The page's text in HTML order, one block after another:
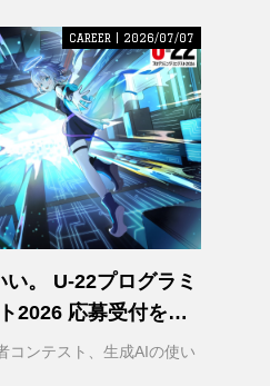
CAREER | 2026/07/07
。 U-22プログラミ
2026 応募受付を開
コンテスト、生成AIの使い